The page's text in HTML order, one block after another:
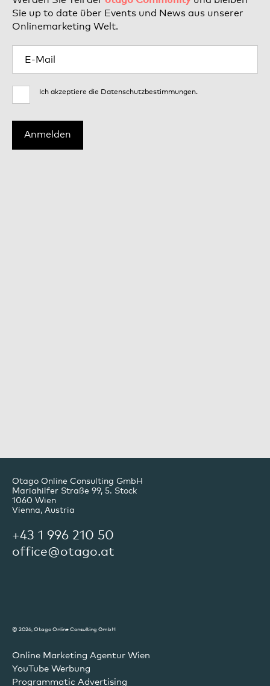
Sie up to date über Events und News aus unserer
Onlinemarketing Welt.
Ich akzeptiere die Datenschutzbestimmungen.
Otago Online Consulting GmbH
Mariahilfer Straße 99, 5. Stock
1060 Wien
Vienna, Austria
+43 1 996 210 50
office@otago.at
© 2026, Otago Online Consulting GmbH
Online Marketing Agentur Wien
YouTube Werbung
Programmatic Advertising